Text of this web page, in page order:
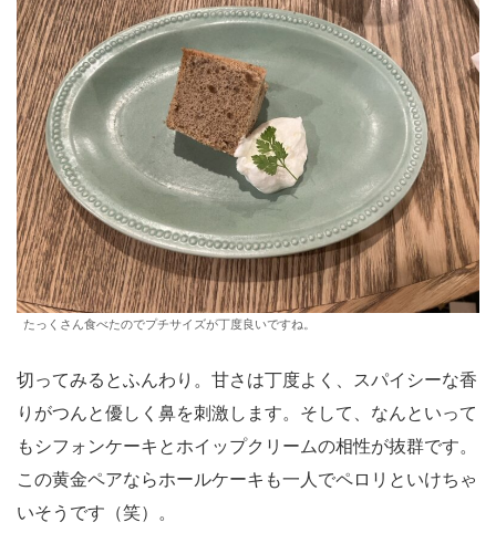
たっくさん食べたのでプチサイズが丁度良いですね。
切ってみるとふんわり。甘さは丁度よく、スパイシーな香
りがつんと優しく鼻を刺激します。そして、なんといって
もシフォンケーキとホイップクリームの相性が抜群です。
この黄金ペアならホールケーキも一人でペロリといけちゃ
いそうです（笑）。